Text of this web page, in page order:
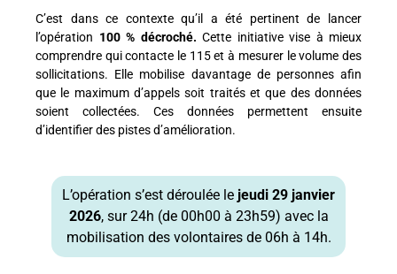
C’est dans ce contexte qu’il a été pertinent de lancer
l’opération 100 % décroché. Cette initiative vise à mieux
comprendre qui contacte le 115 et à mesurer le volume des
sollicitations. Elle mobilise davantage de personnes afin
que le maximum d’appels soit traités et que des données
soient collectées. Ces données permettent ensuite
d’identifier des pistes d’amélioration.
L’opération s’est déroulée le jeudi 29 janvier
2026, sur 24h (de 00h00 à 23h59) avec la
mobilisation des volontaires de 06h à 14h.